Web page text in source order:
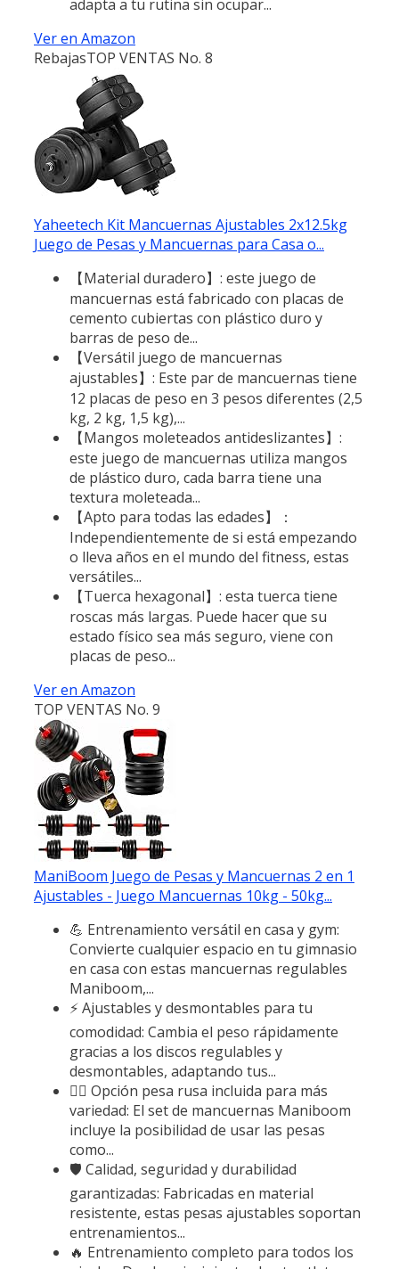
adapta a tu rutina sin ocupar...
Ver en Amazon
RebajasTOP VENTAS No. 8
Yaheetech Kit Mancuernas Ajustables 2x12.5kg
Juego de Pesas y Mancuernas para Casa o...
【Material duradero】: este juego de
mancuernas está fabricado con placas de
cemento cubiertas con plástico duro y
barras de peso de...
【Versátil juego de mancuernas
ajustables】: Este par de mancuernas tiene
12 placas de peso en 3 pesos diferentes (2,5
kg, 2 kg, 1,5 kg),...
【Mangos moleteados antideslizantes】:
este juego de mancuernas utiliza mangos
de plástico duro, cada barra tiene una
textura moleteada...
【Apto para todas las edades】：
Independientemente de si está empezando
o lleva años en el mundo del fitness, estas
versátiles...
【Tuerca hexagonal】: esta tuerca tiene
roscas más largas. Puede hacer que su
estado físico sea más seguro, viene con
placas de peso...
Ver en Amazon
TOP VENTAS No. 9
ManiBoom Juego de Pesas y Mancuernas 2 en 1
Ajustables - Juego Mancuernas 10kg - 50kg...
💪 Entrenamiento versátil en casa y gym:
Convierte cualquier espacio en tu gimnasio
en casa con estas mancuernas regulables
Maniboom,...
⚡ Ajustables y desmontables para tu
comodidad: Cambia el peso rápidamente
gracias a los discos regulables y
desmontables, adaptando tus...
🏋️‍♂️ Opción pesa rusa incluida para más
variedad: El set de mancuernas Maniboom
incluye la posibilidad de usar las pesas
como...
🛡️ Calidad, seguridad y durabilidad
garantizadas: Fabricadas en material
resistente, estas pesas ajustables soportan
entrenamientos...
🔥 Entrenamiento completo para todos los